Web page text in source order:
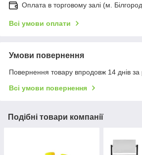
Оплата в торговому залі (м.
Всі умови оплати
Умови повернення
Повернення товару впродовж 14 днів за
Всі умови повернення
Подібні товари компанії